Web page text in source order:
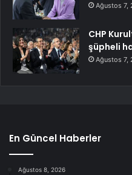
Ağustos 7,
CHP
şüpheli
Ağustos 7,
En Güncel Haberler
Ağustos 8, 2026